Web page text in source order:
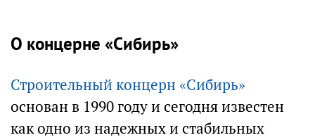
О концерне «Сибирь»
Строительный концерн «Сибирь»
основан в 1990 году и сегодня известен
как одно из надежных и стабильных